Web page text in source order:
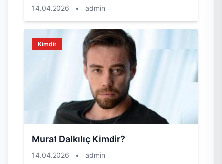
14.04.2026 • admin
Kimdir
Murat Dalkılıç Kimdir?
14.04.2026 • admin